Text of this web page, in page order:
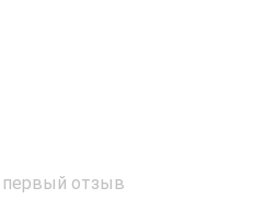
отзыв